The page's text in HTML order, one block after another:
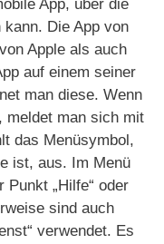
App, über die
kann. Die App von
Apple als auch
auf einem seiner
man diese. Wenn
meldet man sich mit
das Menüsymbol,
ist, aus. Im Menü
„Hilfe“ oder
sind auch
verwendet. Es